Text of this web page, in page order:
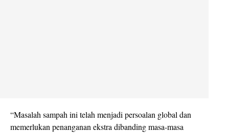
“Masalah sampah ini telah menjadi persoalan global dan
memerlukan penanganan ekstra dibanding masa-masa